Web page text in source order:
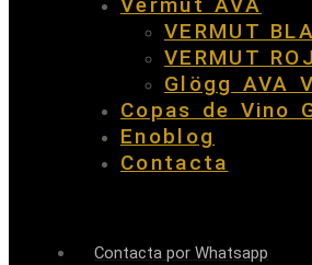
Vermut AVA
VERMUT
VERMUT
Glögg AVA
Copas de Vino
Enoblog
Contacta
Contacta por Whatsapp